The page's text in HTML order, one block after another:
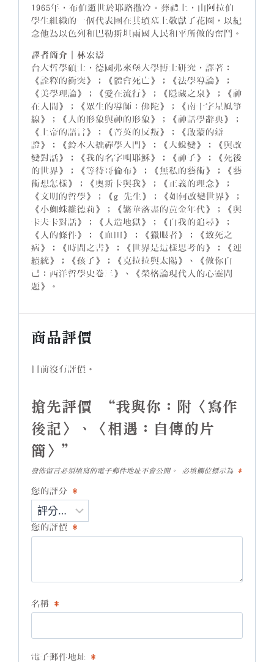
1965年，布伯逝世於耶路撒冷。葬禮上，由阿拉伯
學生組織的一個代表團在其墳墓上敬獻了花圈，以紀
念他為以色列和巴勒斯坦兩國人民和平所做的奮鬥。
譯者簡介｜ 林宏濤
台大哲學碩士，德國弗來堡大學博士研究，譯著：
《詮釋的衝突》；《體會死亡》；《法學導論》；
《美學理論》；《愛在流行》；《隱藏之泉》；《神
在人間》；《眾生的導師：佛陀》；《南十字星風箏
線》；《人的形象與神的形象》；《神話學辭典》；
《上帝的語言》；《菁英的反叛》；《啟蒙的辯
證》；《鈴木大拙禪學入門》；《大蛻變》；《與改
變對話》；《我的名字叫耶穌》；《神子》；《死後
的世界》；《等待哥倫布》；《無私的藝術》；《藝
術想怎樣》；《奧斯卡與我》；《正義的理念》；
《文明的哲學》；《g 先生》；《如何改變世界》；
《小蜘蛛維德莉》；《繁華落盡的黃金年代》；《與
卡夫卡對話》；《人造地獄》；《自我的追尋》；
《人的條件》；《血田》；《獵眼者》；《致死之
病》；《時間之書》；《世界是這樣思考的》；《連
續統》；《孩子》；《克拉拉與太陽》、《做你自
己：西洋哲學史卷三》、《榮格論現代人的心靈問
題》。
商品評價
目前沒有評價。
搶先評價 “我與你：附〈寫作
後記〉、〈相遇：自傳的片
簡〉”
發佈留言必須填寫的電子郵件地址不會公開。 必填欄位標示為 *
您的評分 *
您的評價 *
名稱 *
電子郵件地址 *